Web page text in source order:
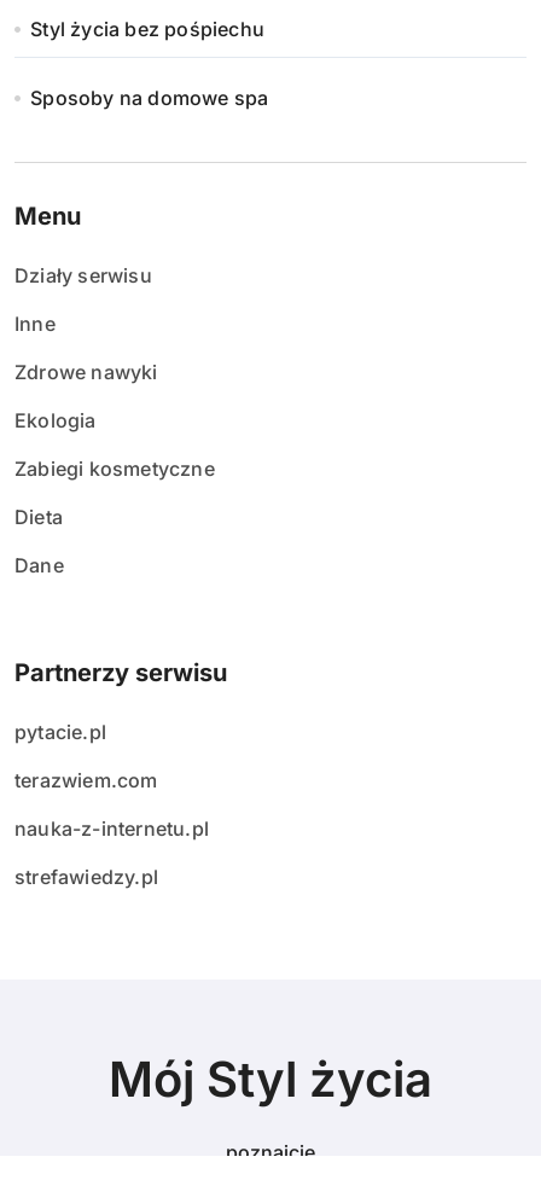
Styl życia bez pośpiechu
Sposoby na domowe spa
Menu
Działy serwisu
Inne
Zdrowe nawyki
Ekologia
Zabiegi kosmetyczne
Dieta
Dane
Partnerzy serwisu
pytacie.pl
terazwiem.com
nauka-z-internetu.pl
strefawiedzy.pl
Mój Styl życia
poznajcie